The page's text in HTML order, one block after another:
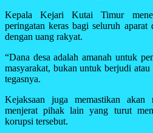
Kepala Kejari Kutai Timur
peringatan keras bagi seluruh aparat
dengan uang rakyat.
“Dana desa adalah amanah untuk
masyarakat, bukan untuk berjudi
tegasnya.
Kejaksaan juga memastikan akan
menjerat pihak lain yang turut
korupsi tersebut.